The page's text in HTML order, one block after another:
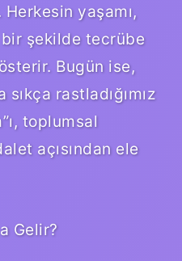
yaşamı,
bir şekilde tecrübe
Bugün ise,
rastladığımız
toplumsal
açısından ele
Gelir?